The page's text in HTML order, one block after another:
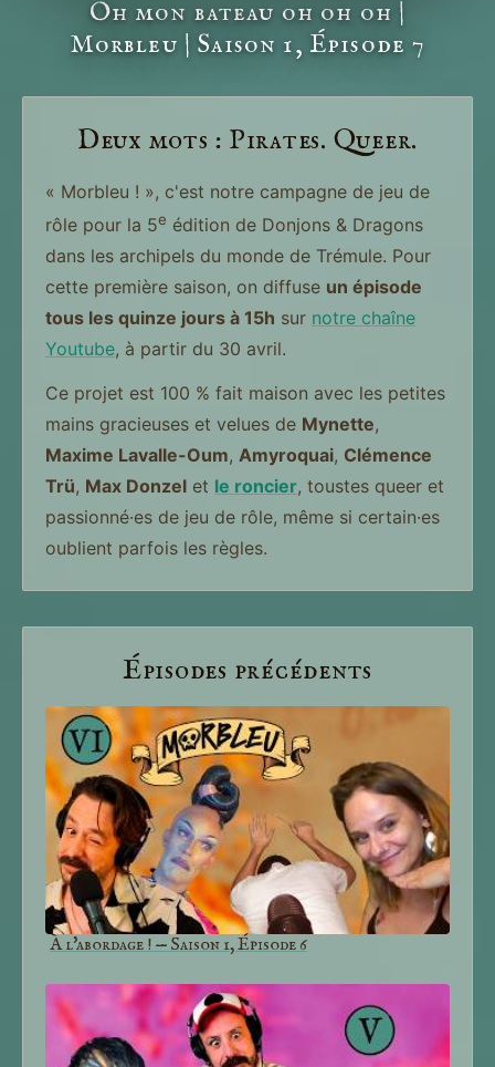
Oh mon bateau oh oh oh |
Morbleu | Saison 1, Épisode 7
Deux mots : Pirates. Queer.
« Morbleu ! », c'est notre campagne de jeu de
rôle pour la 5e édition de Donjons & Dragons
dans les archipels du monde de Trémule. Pour
cette première saison, on diffuse un épisode
tous les quinze jours à 15h sur notre chaîne
Youtube, à partir du 30 avril.
Ce projet est 100 % fait maison avec les petites
mains gracieuses et velues de Mynette,
Maxime Lavalle-Oum, Amyroquai, Clémence
Trü, Max Donzel et le roncier, toustes queer et
passionné·es de jeu de rôle, même si certain·es
oublient parfois les règles.
Épisodes précédents
À l'abordage ! — Saison 1, Épisode 6